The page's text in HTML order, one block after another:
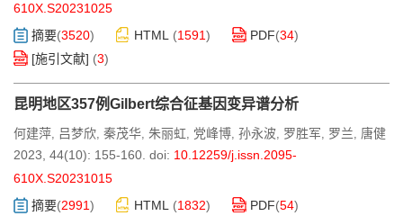
610X.S20231025
摘要(3520) HTML (1591) PDF(34)
[施引文献] (3)
昆明地区357例Gilbert综合征基因变异谱分析
何建萍, 吕梦欣, 秦茂华, 朱丽虹, 党峰博, 孙永波, 罗胜军, 罗兰, 唐健
2023, 44(10): 155-160. doi: 10.12259/j.issn.2095-
610X.S20231015
摘要(2991) HTML (1832) PDF(54)